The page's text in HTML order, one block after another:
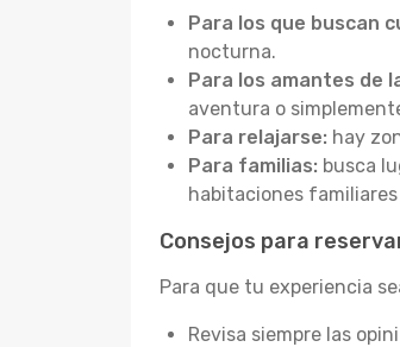
Para los que buscan
nocturna.
Para los amantes de
aventura o
Para relajarse: hay
Para familias: busca
habitaciones
Consejos para
Para que tu experiencia
Revisa siempre las